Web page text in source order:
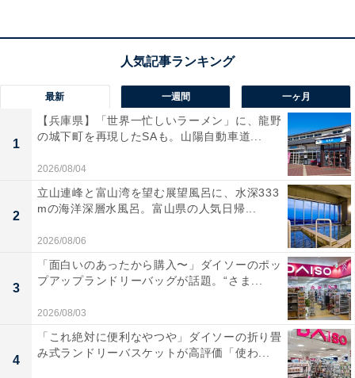
最新 一週間 一ヶ月
1
【兵庫県】「世界一忙しいラーメン」に、龍野
の城下町を再現したSAも。山陽自動車道...
2026/08/04
2
立山連峰と富山湾を望む展望風呂に、水深333
mの海洋深層水風呂。富山県の人気日帰...
2026/08/06
3
「面白いのあったから購入〜」ダイソーのポッ
プアップランドリーバッグが話題。“さま...
2026/08/03
4
「これ絶対に便利なやつや」ダイソーの折り畳
み式ランドリーバスケットが高評価「使わ...